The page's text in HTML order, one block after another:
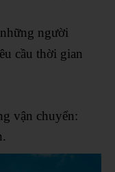
người
cầu thời gian
vận chuyển: